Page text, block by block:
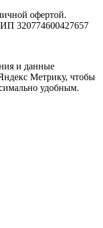
офертой.
320774600427657
и данные
Метрику, чтобы
удобным.